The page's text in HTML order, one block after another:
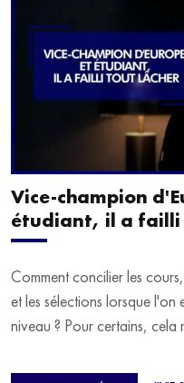
Vice-champion
étudiant, il a failli
Comment concilier les
et les sélections lorsque
niveau ? Pour certains, cela
d'Europe de Horse-ball, qui